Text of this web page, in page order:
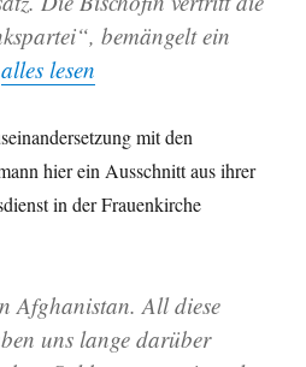
bemängelt ein
alles lesen
mit den
hier ein Ausschnitt aus ihrer
in der Frauenkirche
Afghanistan. All diese
uns lange darüber